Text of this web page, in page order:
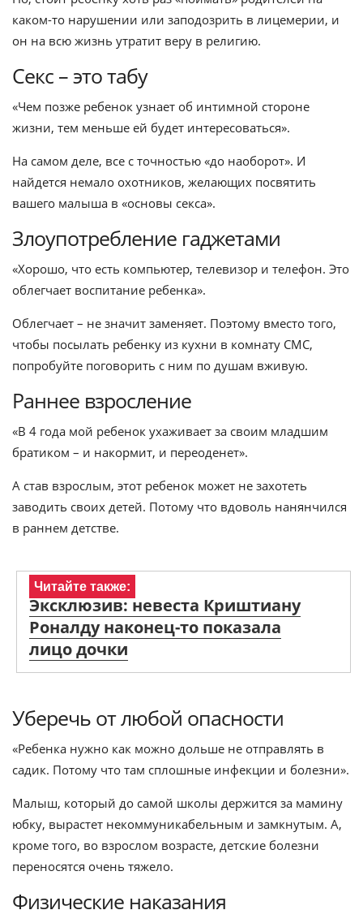
каком-то нарушении или заподозрить в лицемерии, и
он на всю жизнь утратит веру в религию.
Секс – это табу
«Чем позже ребенок узнает об интимной стороне
жизни, тем меньше ей будет интересоваться».
На самом деле, все с точностью «до наоборот». И
найдется немало охотников, желающих посвятить
вашего малыша в «основы секса».
Злоупотребление гаджетами
«Хорошо, что есть компьютер, телевизор и телефон. Это
облегчает воспитание ребенка».
Облегчает – не значит заменяет. Поэтому вместо того,
чтобы посылать ребенку из кухни в комнату СМС,
попробуйте поговорить с ним по душам вживую.
Раннее взросление
«В 4 года мой ребенок ухаживает за своим младшим
братиком – и накормит, и переоденет».
А став взрослым, этот ребенок может не захотеть
заводить своих детей. Потому что вдоволь нанянчился
в раннем детстве.
Читайте также:
Эксклюзив: невеста Криштиану
Роналду наконец-то показала
лицо дочки
Уберечь от любой опасности
«Ребенка нужно как можно дольше не отправлять в
садик. Потому что там сплошные инфекции и болезни».
Малыш, который до самой школы держится за мамину
юбку, вырастет некоммуникабельным и замкнутым. А,
кроме того, во взрослом возрасте, детские болезни
переносятся очень тяжело.
Физические наказания